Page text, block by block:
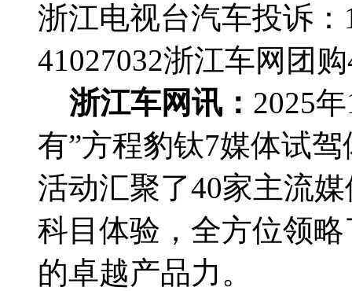
浙江电视台汽车投诉：
41027032浙江车网团
浙江车网讯： 2025
有”方程豹钛7媒体试
活动汇聚了40家主流
科目体验，全方位领
的卓越产品力。